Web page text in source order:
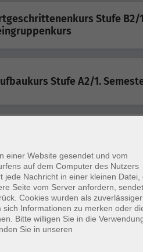
Stufe B2/
Stufe A2/1.
und Konversation Stufe
Festigung und
einer Website gesendet und vom
auf dem Computer des Nutzers
Nachricht in einer kleinen Datei,
Seite vom Server anfordern, sendet
Cookies wurden als zuverlässiger
Informationen zu merken oder
Bitte willigen Sie in die
Sie in unseren